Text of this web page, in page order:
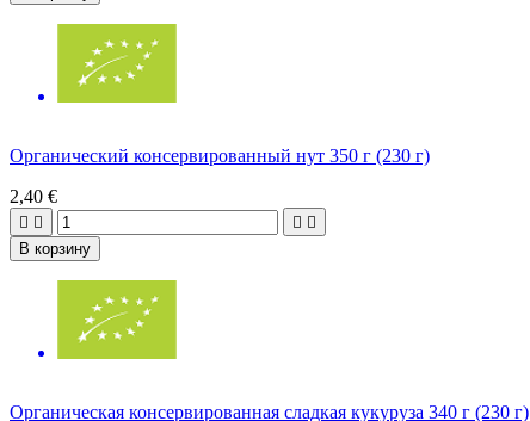
Органический консервированный нут 350 г (230 г)
2,40 €
   
В корзину
Органическая консервированная сладкая кукуруза 340 г (230 г)